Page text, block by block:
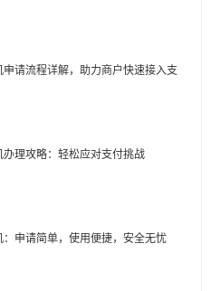
申请流程详解，助力商户快速接入支
办理攻略：轻松应对支付挑战
：申请简单，使用便捷，安全无忧